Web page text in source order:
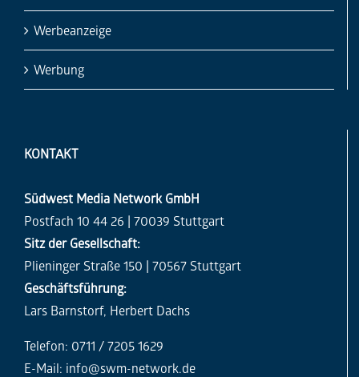
Werbeanzeige
Werbung
KONTAKT
Südwest Media Network GmbH
Postfach 10 44 26 | 70039 Stuttgart
Sitz der Gesellschaft:
Plieninger Straße 150 | 70567 Stuttgart
Geschäftsführung:
Lars Barnstorf, Herbert Dachs
Telefon: 0711 / 7205 1629
E-Mail: info@swm-network.de